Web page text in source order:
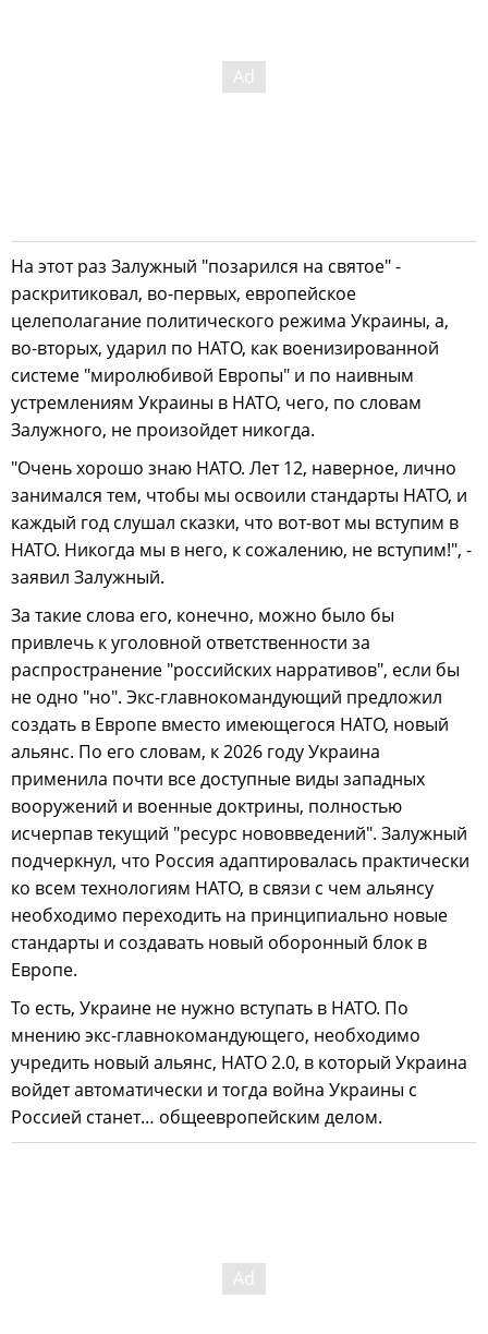
На этот раз Залужный "позарился на святое" -
раскритиковал, во-первых, европейское
целеполагание политического режима Украины, а,
во-вторых, ударил по НАТО, как военизированной
системе "миролюбивой Европы" и по наивным
устремлениям Украины в НАТО, чего, по словам
Залужного, не произойдет никогда.
"Очень хорошо знаю НАТО. Лет 12, наверное, лично
занимался тем, чтобы мы освоили стандарты НАТО, и
каждый год слушал сказки, что вот-вот мы вступим в
НАТО. Никогда мы в него, к сожалению, не вступим!", -
заявил Залужный.
За такие слова его, конечно, можно было бы
привлечь к уголовной ответственности за
распространение "российских нарративов", если бы
не одно "но". Экс-главнокомандующий предложил
создать в Европе вместо имеющегося НАТО, новый
альянс. По его словам, к 2026 году Украина
применила почти все доступные виды западных
вооружений и военные доктрины, полностью
исчерпав текущий "ресурс нововведений". Залужный
подчеркнул, что Россия адаптировалась практически
ко всем технологиям НАТО, в связи с чем альянсу
необходимо переходить на принципиально новые
стандарты и создавать новый оборонный блок в
Европе.
То есть, Украине не нужно вступать в НАТО. По
мнению экс-главнокомандующего, необходимо
учредить новый альянс, НАТО 2.0, в который Украина
войдет автоматически и тогда война Украины с
Россией станет… общеевропейским делом.